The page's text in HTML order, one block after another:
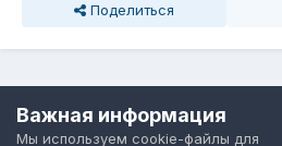
Поделиться
Важная информация
Мы используем cookie-файлы для